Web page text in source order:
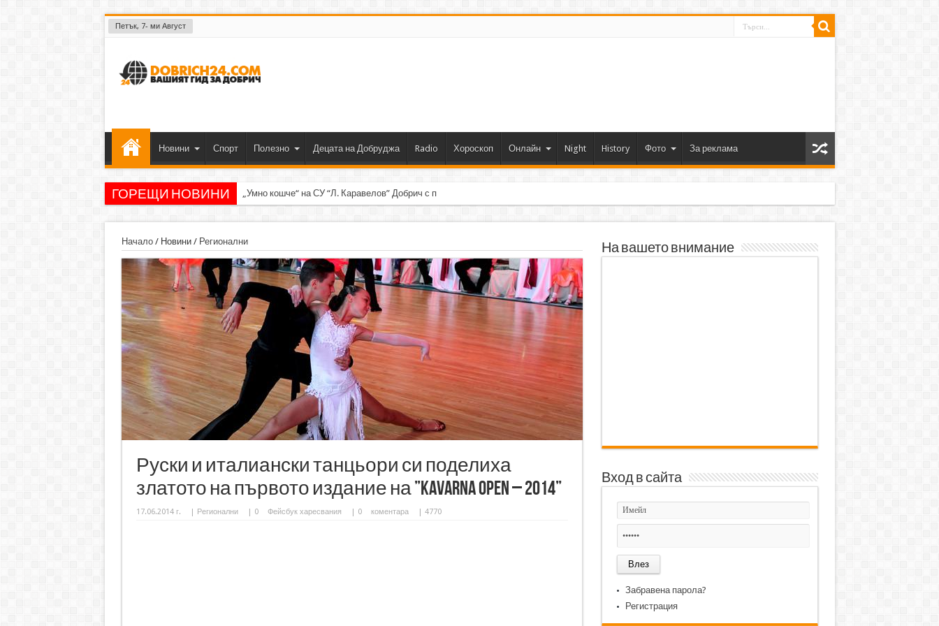
Петък, 7- ми Август
Новини Спорт Полезно Децата на Добруджа Radio Хороскоп Онлайн Night History Фото За реклама
ГОРЕЩИ НОВИНИ „Умно кошче“ на СУ “Л. Каравелов” Добрич с първо място от форум по роботика
Начало/ Новини/ Регионални
Руски и италиански танцьори си поделиха
златото на първото издание на ”Kavarna open – 2014”
17.06.2014 г. | Регионални | 0 Фейсбук харесвания | 0 коментара | 4770
На вашето внимание
Вход в сайта
Забравена парола?
Регистрация